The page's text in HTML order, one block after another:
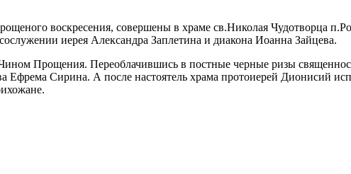
воскресения, совершены в храме св.Николая Чудотворца
иерея Александра Заплетина и диакона Иоанна Зайцева.
Прощения. Переоблачившись в постные черные ризы
Ефрема Сирина. А после настоятель храма протоиерей Дионисий